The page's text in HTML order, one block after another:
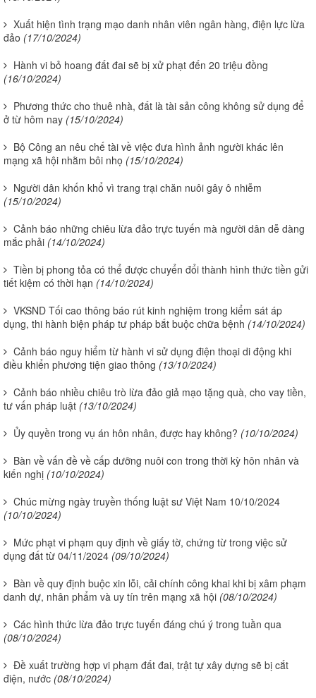
Xuất hiện tình trạng mạo danh nhân viên ngân hàng, điện lực lừa
đảo (17/10/2024)
Hành vi bỏ hoang đất đai sẽ bị xử phạt đến 20 triệu đồng
(16/10/2024)
Phương thức cho thuê nhà, đất là tài sản công không sử dụng để
ở từ hôm nay (15/10/2024)
Bộ Công an nêu chế tài về việc đưa hình ảnh người khác lên
mạng xã hội nhằm bôi nhọ (15/10/2024)
Người dân khốn khổ vì trang trại chăn nuôi gây ô nhiễm
(15/10/2024)
Cảnh báo những chiêu lừa đảo trực tuyến mà người dân dễ dàng
mắc phải (14/10/2024)
Tiền bị phong tỏa có thể được chuyển đổi thành hình thức tiền gửi
tiết kiệm có thời hạn (14/10/2024)
VKSND Tối cao thông báo rút kinh nghiệm trong kiểm sát áp
dụng, thi hành biện pháp tư pháp bắt buộc chữa bệnh (14/10/2024)
Cảnh báo nguy hiểm từ hành vi sử dụng điện thoại di động khi
điều khiển phương tiện giao thông (13/10/2024)
Cảnh báo nhiều chiêu trò lừa đảo giả mạo tặng quà, cho vay tiền,
tư vấn pháp luật (13/10/2024)
Ủy quyền trong vụ án hôn nhân, được hay không? (10/10/2024)
Bàn về vấn đề về cấp dưỡng nuôi con trong thời kỳ hôn nhân và
kiến nghị (10/10/2024)
Chúc mừng ngày truyền thống luật sư Việt Nam 10/10/2024
(10/10/2024)
Mức phạt vi phạm quy định về giấy tờ, chứng từ trong việc sử
dụng đất từ 04/11/2024 (09/10/2024)
Bàn về quy định buộc xin lỗi, cải chính công khai khi bị xâm phạm
danh dự, nhân phẩm và uy tín trên mạng xã hội (08/10/2024)
Các hình thức lừa đảo trực tuyến đáng chú ý trong tuần qua
(08/10/2024)
Đề xuất trường hợp vi phạm đất đai, trật tự xây dựng sẽ bị cắt
điện, nước (08/10/2024)